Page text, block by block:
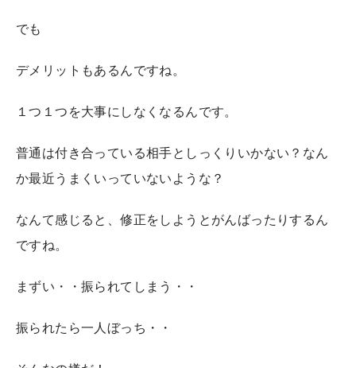
でも
デメリットもあるんですね。
１つ１つを大事にしなくなるんです。
普通は付き合っている相手としっくりいかない？なん
か最近うまくいっていないような？
なんて感じると、修正をしようとがんばったりするん
ですね。
まずい・・振られてしまう・・
振られたら一人ぼっち・・